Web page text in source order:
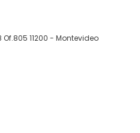
11200 - Montevideo